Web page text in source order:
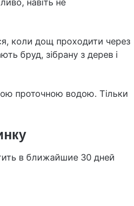
коли дощ проходити через
бруд, зібрану з дерев і
проточною водою. Тільки